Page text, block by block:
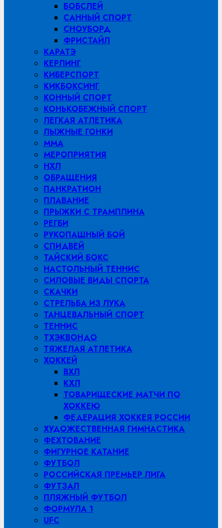
БОБСЛЕЙ
САННЫЙ СПОРТ
СНОУБОРД
ФРИСТАЙЛ
КАРАТЭ
КЕРЛИНГ
КИБЕРСПОРТ
КИКБОКСИНГ
КОННЫЙ СПОРТ
КОНЬКОБЕЖНЫЙ СПОРТ
ЛЕГКАЯ АТЛЕТИКА
ЛЫЖНЫЕ ГОНКИ
MMA
МЕРОПРИЯТИЯ
НХЛ
ОБРАЩЕНИЯ
ПАНКРАТИОН
ПЛАВАНИЕ
ПРЫЖКИ С ТРАМПЛИНА
РЕГБИ
РУКОПАШНЫЙ БОЙ
СПИДВЕЙ
ТАЙСКИЙ БОКС
НАСТОЛЬНЫЙ ТЕННИС
СИЛОВЫЕ ВИДЫ СПОРТА
СКАЧКИ
СТРЕЛЬБА ИЗ ЛУКА
ТАНЦЕВАЛЬНЫЙ СПОРТ
ТЕННИС
ТХЭКВОНДО
ТЯЖЕЛАЯ АТЛЕТИКА
ХОККЕЙ
ВХЛ
КХЛ
ТОВАРИЩЕСКИЕ МАТЧИ ПО
ХОККЕЮ
ФЕДЕРАЦИЯ ХОККЕЯ РОССИИ
ХУДОЖЕСТВЕННАЯ ГИМНАСТИКА
ФЕХТОВАНИЕ
ФИГУРНОЕ КАТАНИЕ
ФУТБОЛ
РОССИЙСКАЯ ПРЕМЬЕР ЛИГА
ФУТЗАЛ
ПЛЯЖНЫЙ ФУТБОЛ
ФОРМУЛА 1
UFC